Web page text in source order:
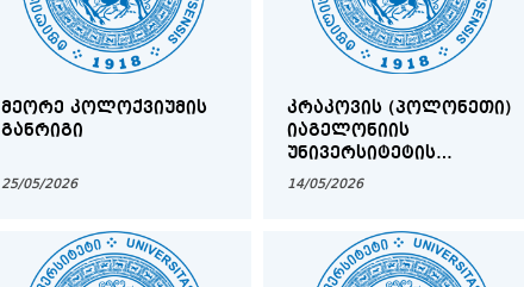
ᲓᲐᲡᲐᲙᲐᲕᲔᲑᲚᲐᲓ
ᲨᲔᲡᲐᲠᲩᲔᲕᲘ
ᲡᲐᲙᲝᲜᲙᲣᲠᲡᲝ ᲙᲝᲛᲘᲡᲘᲘᲡ
ᲛᲔᲝᲠᲔ ᲙᲝᲚᲝᲥᲕᲘᲣᲛᲘᲡ
ᲒᲐᲜᲠᲘᲒᲘ
25/05/2026
ᲙᲠᲐᲙᲝᲕᲘᲡ (ᲞᲝᲚᲝᲜᲔᲗᲘ)
ᲘᲐᲒᲔᲚᲝᲜᲘᲘᲡ
ᲣᲜᲘᲕᲔᲠᲡᲘᲢᲔᲢᲘᲡ
ᲐᲡᲘᲡᲢᲔᲜᲢ
ᲗᲑᲘᲚᲘᲡᲘᲡ
ᲡᲐᲮᲔᲚᲛᲬᲘᲤᲝ
14/05/2026